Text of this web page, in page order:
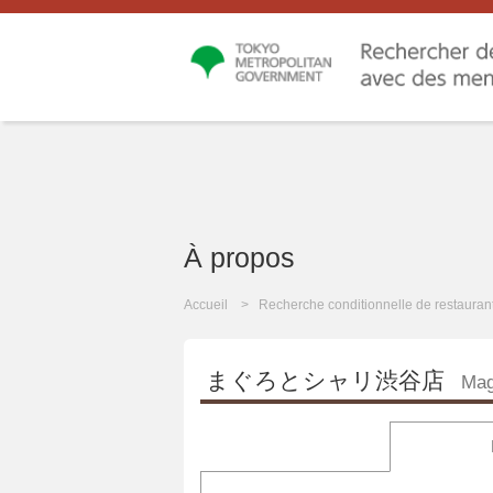
À propos
Accueil Recherche conditionnelle de
まぐろとシャリ渋谷店